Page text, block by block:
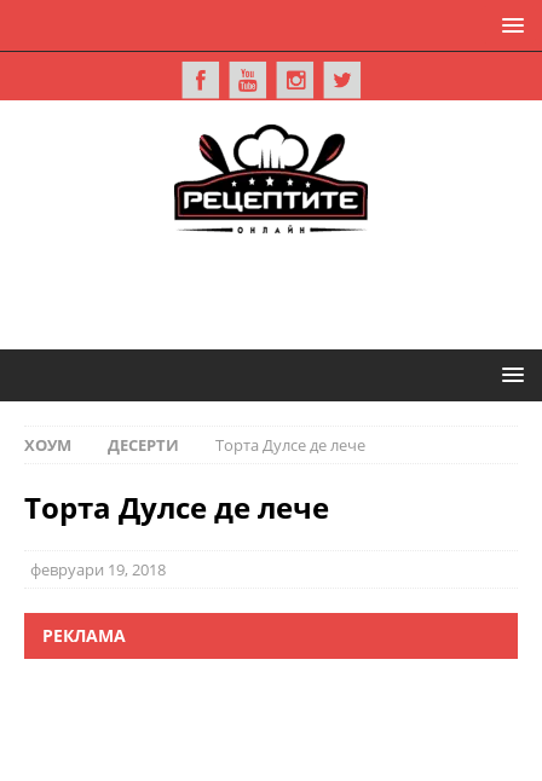
ХОУМ ДЕСЕРТИ Торта Дулсе де лече
Торта Дулсе де лече
февруари 19, 2018
РЕКЛАМА